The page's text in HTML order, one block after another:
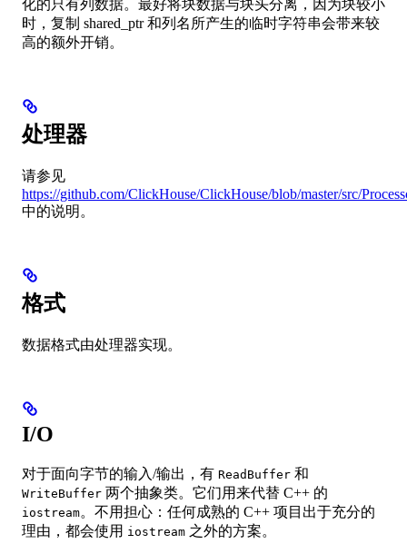
化的只有列数据。最好将块数据与块头分离，因为块较小
时，复制 shared_ptr 和列名所产生的临时字符串会带来较
高的额外开销。
处理器
请参见
https://github.com/ClickHouse/ClickHouse/blob/master/src/
中的说明。
格式
数据格式由处理器实现。
I/O
对于面向字节的输入/输出，有 ReadBuffer 和
WriteBuffer 两个抽象类。它们用来代替 C++ 的
iostream。不用担心：任何成熟的 C++ 项目出于充分的
理由，都会使用 iostream 之外的方案。